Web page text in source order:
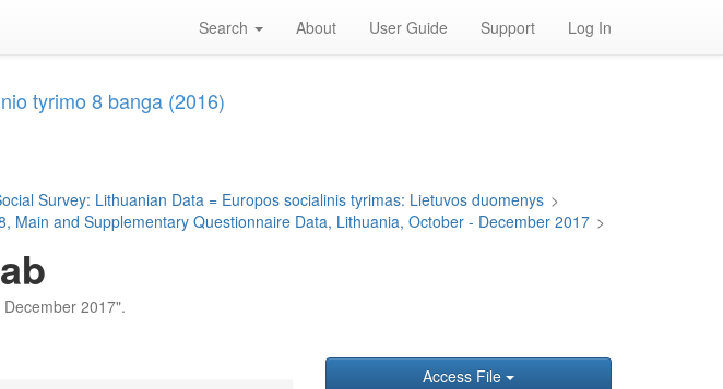
Search About User Guide Support Log In
tyrimo 8 banga (2016)
Survey: Lithuanian Data = Europos socialinis tyrimas: Lietuvos duomenys >
Main and Supplementary Questionnaire Data, Lithuania, October - December 2017 >
2017".
Access File